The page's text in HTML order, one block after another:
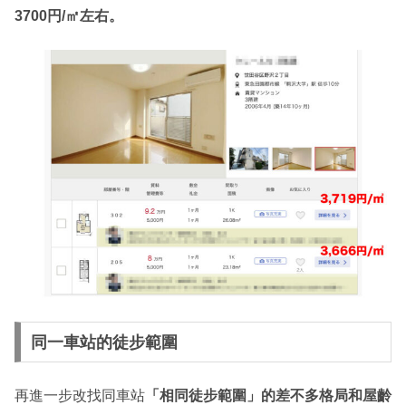
3700円/㎡左右。
同一車站的徒步範圍
再進一步改找同車站 「相同徒步範圍」的差不多格局和屋齡